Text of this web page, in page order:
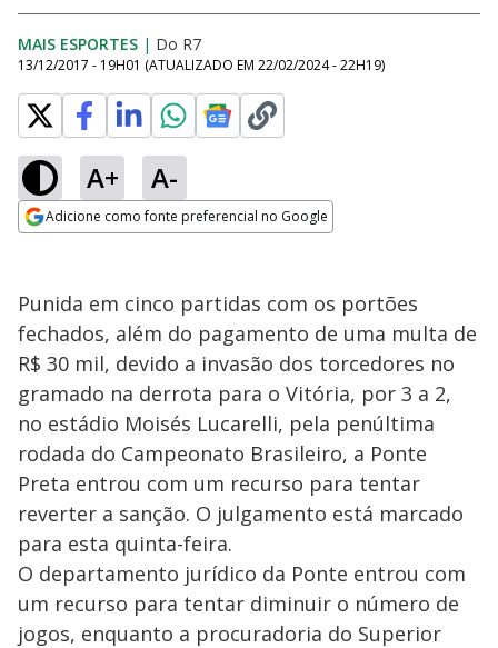
MAIS ESPORTES | Do R7
13/12/2017 - 19H01 (ATUALIZADO EM 22/02/2024 - 22H19)
A+ A-
Adicione como fonte preferencial no Google
Punida em cinco partidas com os portões
fechados, além do pagamento de uma multa de
R$ 30 mil, devido a invasão dos torcedores no
gramado na derrota para o Vitória, por 3 a 2,
no estádio Moisés Lucarelli, pela penúltima
rodada do Campeonato Brasileiro, a Ponte
Preta entrou com um recurso para tentar
reverter a sanção. O julgamento está marcado
para esta quinta-feira.
O departamento jurídico da Ponte entrou com
um recurso para tentar diminuir o número de
jogos, enquanto a procuradoria do Superior